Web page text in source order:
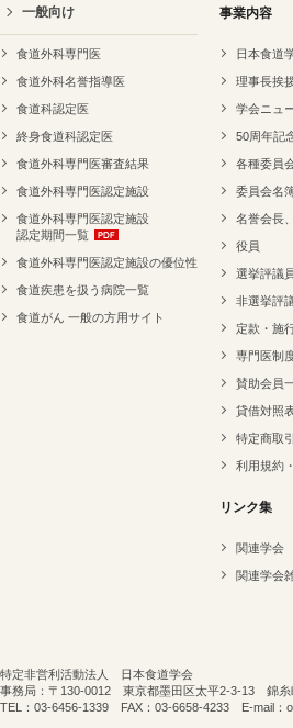
一般向け
食道外科専門医
食道外科名誉指導医
食道科認定医
終身食道科認定医
食道外科専門医審査結果
食道外科専門医認定施設
食道外科専門医認定施設
認定期間一覧
食道外科専門医認定施設の優位性
食道疾患を扱う病院一覧
食道がん 一般の方用サイト
事業内容
日本食道
理事長挨
学会ニュ
50周年記
各種委員
委員会名
名誉会長
役員
選挙評議
非選挙評
定款・施
専門医制
賛助会員
貸借対照
特定商取
利用規約
リンク集
関連学会
関連学会
特定非営利活動法人 日本食道学会
事務局：〒130-0012 東京都墨田区太平2-3-13 錦
TEL：03-6456-1339 FAX：03-6658-4233 E-mail：